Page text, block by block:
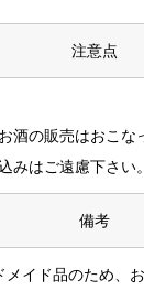
注意点
酒の販売はおこな
みはご遠慮下さい。
備考
メイド品のため、